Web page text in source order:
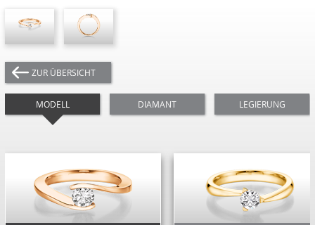
ZUR ÜBERSICHT
MODELL DIAMANT LEGIERUNG